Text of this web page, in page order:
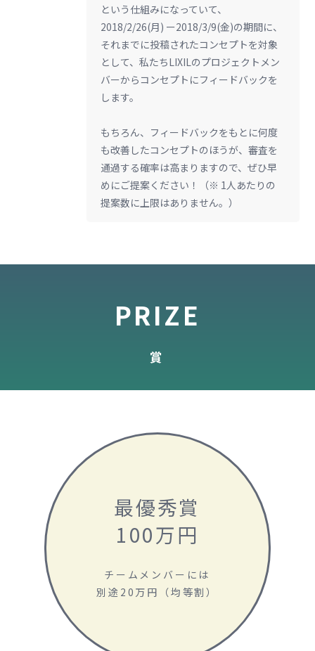
という仕組みになっていて、
2018/2/26(月) ー2018/3/9(金)の期間に、
それまでに投稿されたコンセプトを対象
として、私たちLIXILのプロジェクトメン
バーからコンセプトにフィードバックを
します。
もちろん、フィードバックをもとに何度
も改善したコンセプトのほうが、審査を
通過する確率は高まりますので、ぜひ早
めにご提案ください！（※ 1人あたりの
提案数に上限はありません。）
PRIZE
賞
最優秀賞
100万円
チームメンバーには
別途20万円（均等割）